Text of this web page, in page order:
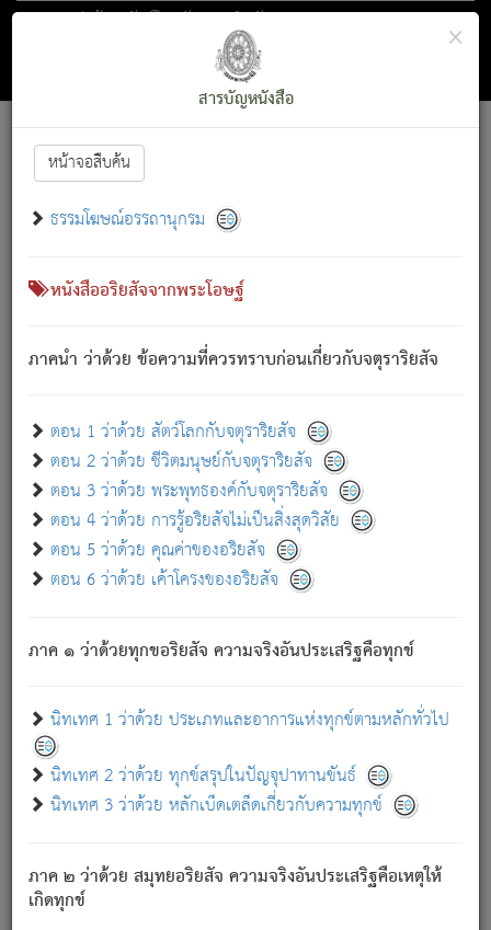
ตอน 1 ว่าด้วย สัตว์โลกกับจตุราริยสัจ
สารบัญ×
สารบัญหนังสือ
หน้าจอสืบค้น
ธรรมโฆษณ์อรรถานุกรม
หนังสืออริยสัจจากพระโอษฐ์
ภาคนำ ว่าด้วย ข้อความที่ควรทราบก่อนเกี่ยวกับจตุราริยสัจ
ตอน 1 ว่าด้วย สัตว์โลกกับจตุราริยสัจ
ตอน 2 ว่าด้วย ชีวิตมนุษย์กับจตุราริยสัจ
ตอน 3 ว่าด้วย พระพุทธองค์กับจตุราริยสัจ
ตอน 4 ว่าด้วย การรู้อริยสัจไม่เป็นสิ่งสุดวิสัย
ตอน 5 ว่าด้วย คุณค่าของอริยสัจ
ตอน 6 ว่าด้วย เค้าโครงของอริยสัจ
ภาค ๑ ว่าด้วยทุกขอริยสัจ ความจริงอันประเสริฐคือทุกข์
นิทเทศ 1 ว่าด้วย ประเภทและอาการแห่งทุกข์ตามหลักทั่วไป
นิทเทศ 2 ว่าด้วย ทุกข์สรุปในปัญจุปาทานขันธ์
นิทเทศ 3 ว่าด้วย หลักเบ็ดเตล็ดเกี่ยวกับความทุกข์
ภาค ๒ ว่าด้วย สมุทยอริยสัจ ความจริงอันประเสริฐคือเหตุให้
เกิดทุกข์
Font :15 ]||
สัตว์โลกนี้ เกิดความเดือดร้อนแล้ว มีผัสสะบังหน้า
เขาสำคัญสิ่งใด โดยความเป็นประการใด แต่สิ่งนั้นย่อมเป็น
(ตามที่เป็นจริง) โดยประการอื่นจากที่เขาสำคัญนั้น
สัตว์โลกติดข้องอยู่ในภพ ถูกภพบังหน้าแล้ว มีภพโดยความ
เป็นอย่างอื่น (จากที่มันเป็นอยู่จริง) จึงได้เพลิดเพลินยิ่งนักในภพ
เขาเพลิดเพลินยิ่งนักในสิ่งใด สิ่งนั้นเป็นภัย (ที่เขาไม่รู้จัก)
เขากลัวต่อสิ่งใดสิ่งนั้นเป็นทุกข์
พรหมจรรย์นี้ อันบุคคลย่อมประพฤติ ก็เพื่อการละขาดซึ่ง
ภพ.
สมณะหรือพราหมณ์เหล่าใด กล่าวความหลุดพ้นจากภพว่า
มีได้เพราะภพ เรากล่าวว่า สมณะหรือพราหมณ์ทั้งปวงนั้น
มิใช่ผู้หลดพ้นจากภพ.
ภพ ว่ามีได้เพราะวิภพ[2]: เรากล่าวว่า สมณะหรือพราหมณ์ทั้ง
ปวงนั้น ก็ยังสลัดภพออกไปไม่ได้.
ก็ทุกข์นี้มีขึ้น เพราะอาศัยซึ่งอุปธิทั้งปวง.
เพราะความสิ้นไปแห่งอุปาทานทั้งปวง ความเกิดขึ้นแห่ง
ทุกข์จึงไม่มี.
ท่านจงดูโลกนี้เถิด (จะเห็นว่า) สัตว์ทั้งหลายอันอวิชาหนา
แน่นบังหนาแล้ว; และว่า สัตว์ผู้ยินดีในภพอันเป็นแล้วนั้น ย่อม
อันเป็นไปในที่หรือเวลาทั้งปวง[3]เพื่อความมีแห่งประโยชน์โดย
ประการทั้งปวง; ภพทั้งหลายทั้งหมดนั้น ไม่เที่ยง เป็นทุกข์ มี
ความแปรปรวนเป็นธรรมดา.